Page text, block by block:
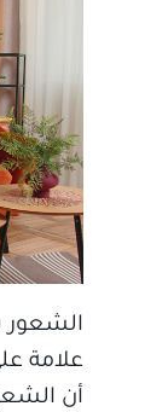
الشعور
علامة
أن